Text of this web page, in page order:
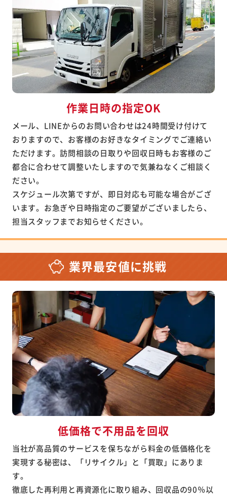
作業日時の指定OK
メール、LINEからのお問い合わせは24時間受け付けて
おりますので、お客様のお好きなタイミングでご連絡い
ただけます。訪問相談の日取りや回収日時もお客様のご
都合に合わせて調整いたしますので気兼ねなくご相談く
ださい。
スケジュール次第ですが、即日対応も可能な場合がござ
います。お急ぎや日時指定のご要望がございましたら、
担当スタッフまでお知らせください。
業界最安値に挑戦
低価格で不用品を回収
当社が高品質のサービスを保ちながら料金の低価格化を
実現する秘密は、「リサイクル」と「買取」にありま
す。
徹底した再利用と再資源化に取り組み、回収品の90％以